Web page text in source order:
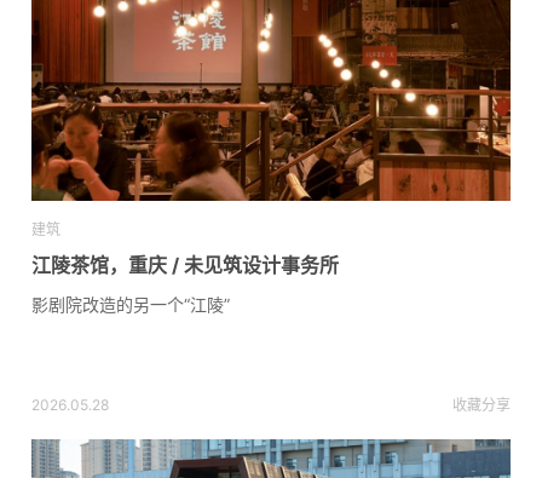
建筑
江陵茶馆，重庆 / 未见筑设计事务所
影剧院改造的另一个“江陵”
2026.05.28 收藏分享